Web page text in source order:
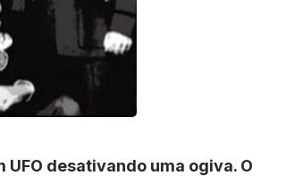
desativando uma ogiva. O